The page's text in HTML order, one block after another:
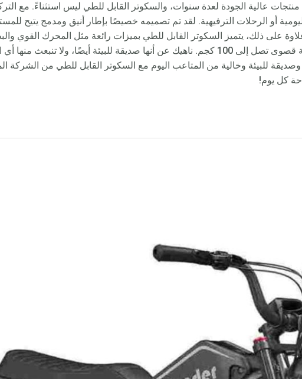
عالية الجودة لعدة سنوات، والسكوتر القابل للطي ليس استثناءً. مع
اليومية أو الرحلات الترفيهية. لقد تم تصميمه خصيصًا بإطار أنيق ومدمج يتيح
على ذلك، يتميز السكوتر القابل للطي بميزات رائعة مثل المحرك القوي
الشحن السريع، والإطار القوي الذي يمكنه دعم حمولة قصوى تصل إلى 100 كجم. ناهيك عن أنها صديقة للبيئة أيضًا،
للبيئة وخالية من المتاعب اليوم مع السكوتر القابل للطي من الشركة